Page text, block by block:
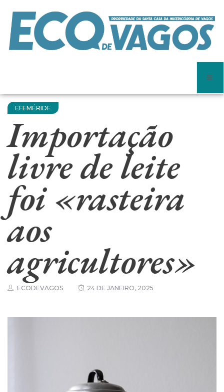
EFEMÉRIDE
Importação
livre de leite
foi «rasteira
aos
agricultores»
ECODEVAGOS 24 DE JANEIRO, 2025